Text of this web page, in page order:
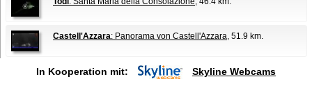
Castell'Azzara: Panorama von Castell'Azzara , 51.9 km.
In Kooperation mit: Skyline Webcams